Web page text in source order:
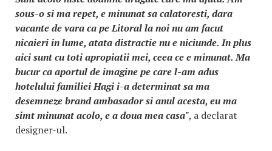
sous-o si ma repet, e minunat sa calatoresti, dara
vacante de vara ca pe Litoral la noi nu am facut
nicaieri in lume, atata distractie nu e niciunde. In plus
aici sunt cu toti apropiatii mei, ceea ce e minunat. Ma
bucur ca aportul de imagine pe care l-am adus
hotelului familiei Hagi i-a determinat sa ma
desemneze brand ambasador si anul acesta, eu ma
simt minunat acolo, e a doua mea casa", a declarat
designer-ul.